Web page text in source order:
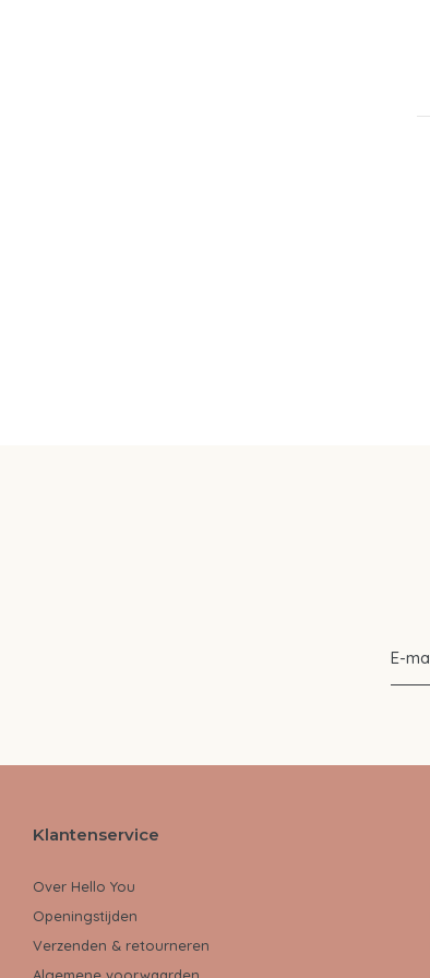
Klantenservice
Over Hello You
Openingstijden
Verzenden & retourneren